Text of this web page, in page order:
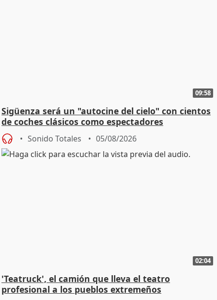
09:58
Sigüenza será un "autocine del cielo" con cientos
de coches clásicos como espectadores
Sonido Totales 05/08/2026
02:04
'Teatruck', el camión que lleva el teatro
profesional a los pueblos extremeños